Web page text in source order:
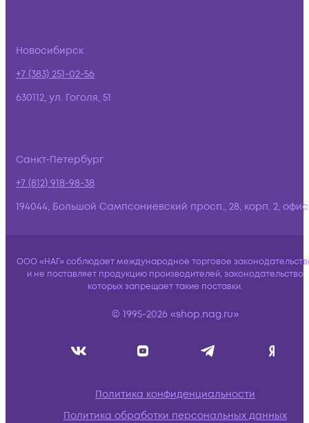
Новосибирск
+7 (383) 251-02-56
630112, ул. Гоголя, 51
Санкт-Петербург
+7 (812) 918-98-38
194044, Большой Сампсониевский просп., 28, корп. 2,
ООО «НАГ» соблюдает международное торговое
и не поставляет продукцию производителей, законодательство
которых запрещает такие поставки.
© 1995-2026 «shop.nag.ru»
Политика конфиденциальности
Политика обработки персональных данных